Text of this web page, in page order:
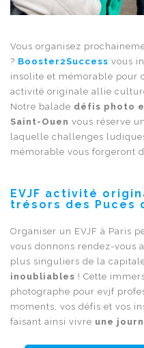
Vous organisez
? Booster2Success vous
insolite et mémorable pour
activité originale allie
Notre balade défis photo
Saint-Ouen vous réserve
laquelle challenges
mémorable vous forgeront
EVJF activité
trésors des Puces
Organiser un EVJF à Paris
vous donnons rendez-vous
plus singuliers de la
inoubliables ! Cette
photographe pour evjf
moments, vos défis et vos
faisant ainsi vivre une